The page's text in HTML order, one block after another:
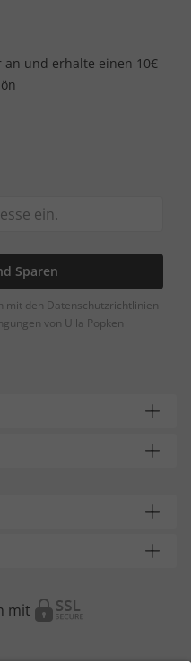
und erhalte einen 10€
Sparen
mit den Datenschutzrichtlinien
von Ulla Popken
mit